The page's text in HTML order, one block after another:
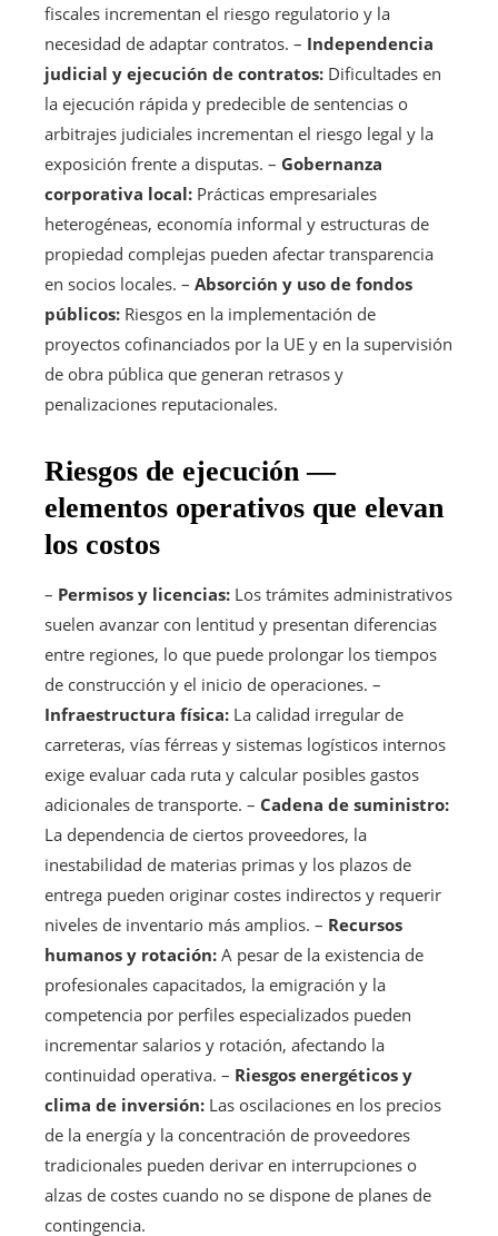
fiscales incrementan el riesgo regulatorio y la
necesidad de adaptar contratos. – Independencia
judicial y ejecución de contratos: Dificultades en
la ejecución rápida y predecible de sentencias o
arbitrajes judiciales incrementan el riesgo legal y la
exposición frente a disputas. – Gobernanza
corporativa local: Prácticas empresariales
heterogéneas, economía informal y estructuras de
propiedad complejas pueden afectar transparencia
en socios locales. – Absorción y uso de fondos
públicos: Riesgos en la implementación de
proyectos cofinanciados por la UE y en la supervisión
de obra pública que generan retrasos y
penalizaciones reputacionales.
Riesgos de ejecución —
elementos operativos que elevan
los costos
– Permisos y licencias: Los trámites administrativos
suelen avanzar con lentitud y presentan diferencias
entre regiones, lo que puede prolongar los tiempos
de construcción y el inicio de operaciones. –
Infraestructura física: La calidad irregular de
carreteras, vías férreas y sistemas logísticos internos
exige evaluar cada ruta y calcular posibles gastos
adicionales de transporte. – Cadena de suministro:
La dependencia de ciertos proveedores, la
inestabilidad de materias primas y los plazos de
entrega pueden originar costes indirectos y requerir
niveles de inventario más amplios. – Recursos
humanos y rotación: A pesar de la existencia de
profesionales capacitados, la emigración y la
competencia por perfiles especializados pueden
incrementar salarios y rotación, afectando la
continuidad operativa. – Riesgos energéticos y
clima de inversión: Las oscilaciones en los precios
de la energía y la concentración de proveedores
tradicionales pueden derivar en interrupciones o
alzas de costes cuando no se dispone de planes de
contingencia.